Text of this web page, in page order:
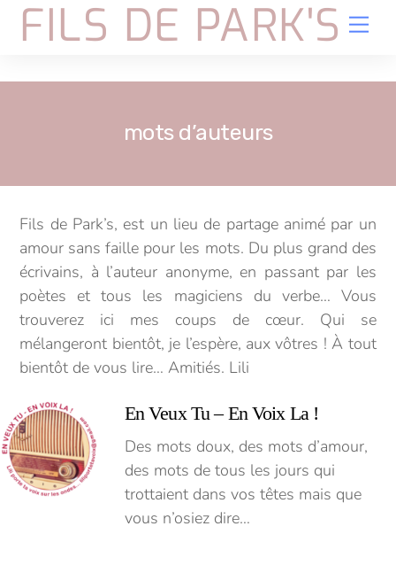
SkipFILS DE PARK'S
mots d’auteurs
Fils de Park’s, est un lieu de partage animé par un
amour sans faille pour les mots. Du plus grand des
écrivains, à l’auteur anonyme, en passant par les
poètes et tous les magiciens du verbe… Vous
trouverez ici mes coups de cœur. Qui se
mélangeront bientôt, je l’espère, aux vôtres ! À tout
bientôt de vous lire… Amitiés. Lili
En Veux Tu – En Voix La !
Des mots doux, des mots d’amour,
des mots de tous les jours qui
trottaient dans vos têtes mais que
vous n’osiez dire…